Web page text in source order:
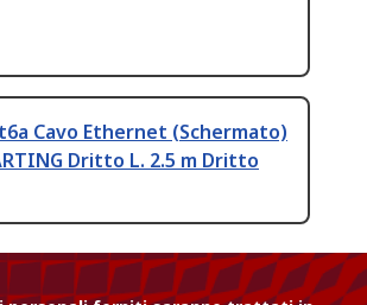
Cavo Ethernet (Schermato)
Dritto L. 2.5 m Dritto